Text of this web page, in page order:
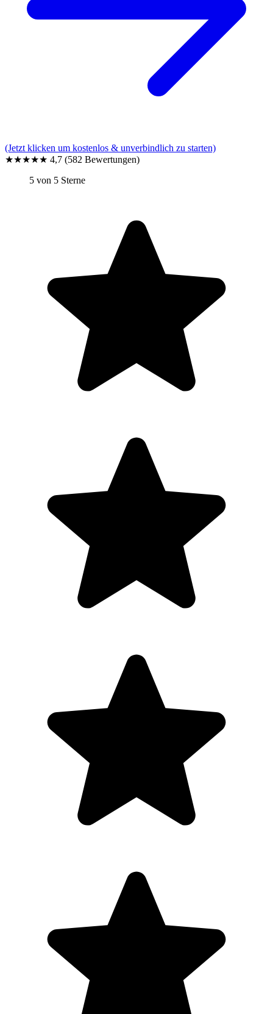
(Jetzt klicken um kostenlos & unverbindlich zu starten)
★★★★★ 4,7 (582 Bewertungen)
5 von 5 Sterne